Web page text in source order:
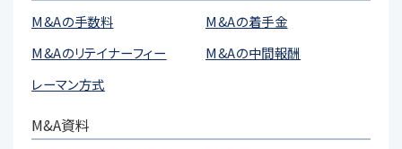
M&Aの手数料
M&Aの着手金
M&Aのリテイナーフィー
M&Aの中間報酬
レーマン方式
M&A資料